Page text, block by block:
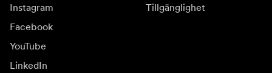
Instagram
Facebook
YouTube
LinkedIn
Tillgänglighet